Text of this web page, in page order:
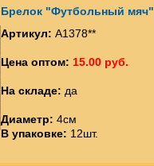
Брелок "Футбольный мяч"
Артикул: А1378**
Цена оптом: 15.00 руб.
На складе: да
Диаметр: 4см
В упаковке: 12шт.